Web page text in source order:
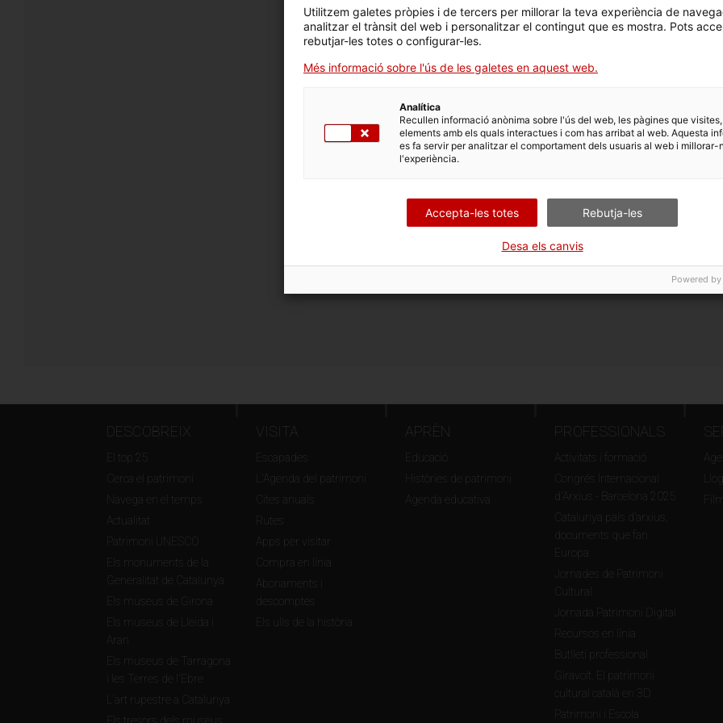
Després de fer nit a l’Arbeca, podeu visitar el
per la seva magnitud, el fossar que el rodeja i la
guiada
per poder preguntar tot allò que vulgueu
Un cop visitat al jaciment, podeudinar al poblei
l’oliva arbequina. Passegeu pel
, visiteu
Hem aconseguit inspirar-te? Tens altres idees
les a través deFacebooko publica les teves
DESCOBREIX
El top 25
Cerca el patrimoni
Navega en el temps
Actualitat
Patrimoni UNESCO
Els monuments de la
Generalitat de Catalunya
Els museus de Girona
Els museus de Lleida i
Aran
Els museus de Tarragona
i les Terres de l'Ebre
L'art rupestre a Catalunya
VISITA
Escapades
L'Agenda del patrimoni
Cites anuals
Rutes
Apps per visitar
Compra en línia
Abonaments i
descomptes
Els ulls de la història
APRÈN
Educació
Històries de patrimoni
Agenda educativa
PROFESSIONALS
Activitats i formació
Congrés Internacional
d'Arxius - Barcelona 2025
Catalunya país d’arxius,
documents que fan
Europa
Jornades de Patrimoni
Cultural
Jornada Patrimoni Digital
Recursos en línia
Butlletí professional
Giravolt. El patrimoni
cultural català en 3D
Patrimoni i Escola
Utilitzem galetes pròpies i de tercers per millorar la teva experiència de
analitzar el trànsit del web i personalitzar el contingut que es mostra. Pots
rebutjar-les totes o configurar-les.
Més informació sobre l'ús de les galetes en aquest web.
Analítica
Recullen informació anònima sobre l'ús del web, les pàgines que
elements amb els quals interactues i com has arribat al web. Aquesta
es fa servir per analitzar el comportament dels usuaris al web i millorar-
l'experiència.
Accepta-les totes Rebutja-les
Desa els canvis
Powered by